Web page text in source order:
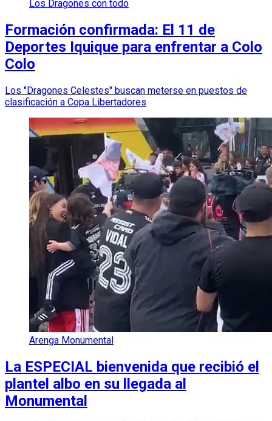
Los Dragones con todo
Formación confirmada: El 11 de
Deportes Iquique para enfrentar a Colo
Colo
Los "Dragones Celestes" buscan meterse en puestos de
clasificación a Copa Libertadores
Arenga Monumental
La ESPECIAL bienvenida que recibió el
plantel albo en su llegada al
Monumental